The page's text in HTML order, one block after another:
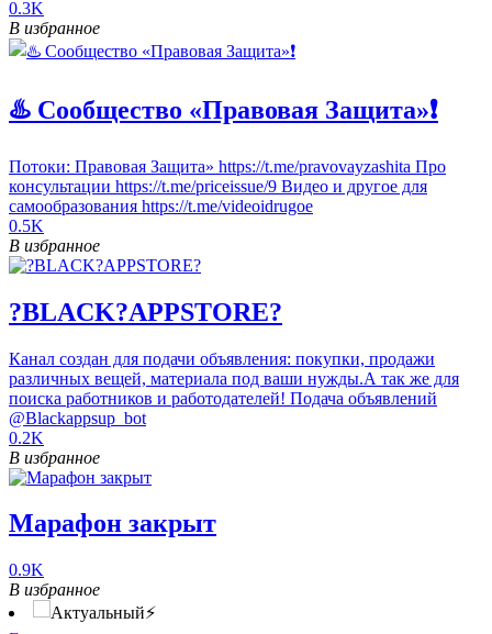
0.3K
В избранное
♨️ Сообщество «Правовая Защита»❗️
Потоки: Правовая Защита» https://t.me/pravovayzashita Про
консультации https://t.me/priceissue/9 Видео и другое для
самообразования https://t.me/videoidrugoe
0.5K
В избранное
?BLACK?APPSTORE?
Канал создан для подачи объявления: покупки, продажи
различных вещей, материала под ваши нужды.А так же для
поиска работников и работодателей! Подача объявлений
@Blackappsup_bot
0.2K
В избранное
Марафон закрыт
0.9K
В избранное